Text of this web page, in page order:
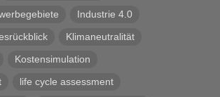
Industrie 4.0
Klimaneutralität
Kostensimulation
life cycle assessment